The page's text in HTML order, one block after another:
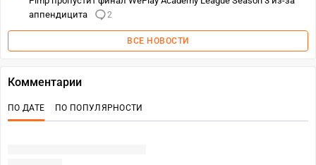
аппендицита
2
ВСЕ НОВОСТИ
Комментарии
ПО ДАТЕ ПО ПОПУЛЯРНОСТИ